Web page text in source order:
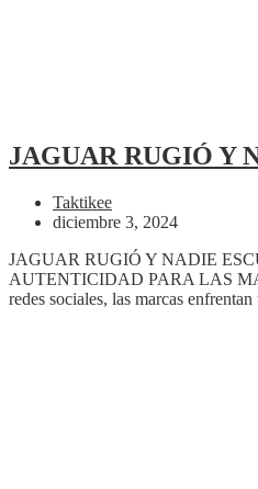
JAGUAR RUGIÓ Y
Taktikee
diciembre 3, 2024
JAGUAR RUGIÓ Y NADIE
AUTENTICIDAD PARA LAS
redes sociales, las marcas